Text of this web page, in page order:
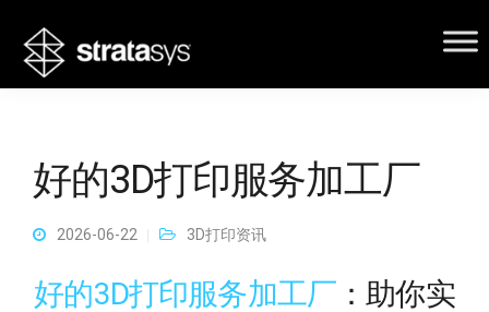
好的3D打印服务加工厂
2026-06-22 3D打印资讯
好的3D打印服务加工厂 ：助你实